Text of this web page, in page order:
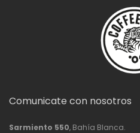
Comunicate con nosotros
Sarmiento 550, Bahía Blanca.